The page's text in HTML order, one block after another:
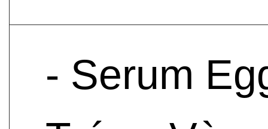
- Serum